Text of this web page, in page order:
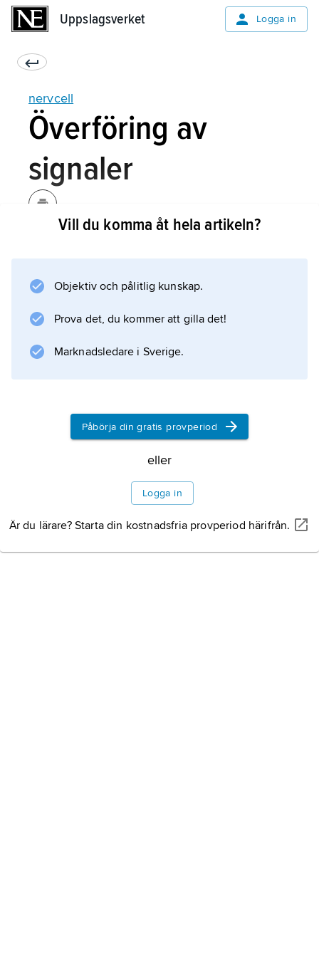
Uppslagsverket Logga in
nervcell
Överföring av
signaler
Vill du komma åt hela artikeln?
Objektiv och pålitlig kunskap.
Prova det, du kommer att gilla det!
Marknadsledare i Sverige.
Påbörja din gratis provperiod
eller
Logga in
Är du lärare? Starta din kostnadsfria provperiod härifrån.